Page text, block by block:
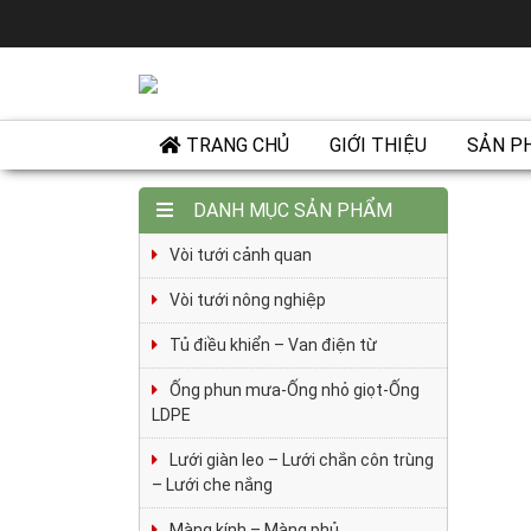
TRANG CHỦ GIỚI THIỆU SẢN
DANH MỤC SẢN PHẨM
Vòi tưới cảnh quan
Vòi tưới nông nghiệp
Tủ điều khiển – Van điện từ
Ống phun mưa-Ống nhỏ giọt-Ống
LDPE
Lưới giàn leo – Lưới chắn côn trùng
– Lưới che nắng